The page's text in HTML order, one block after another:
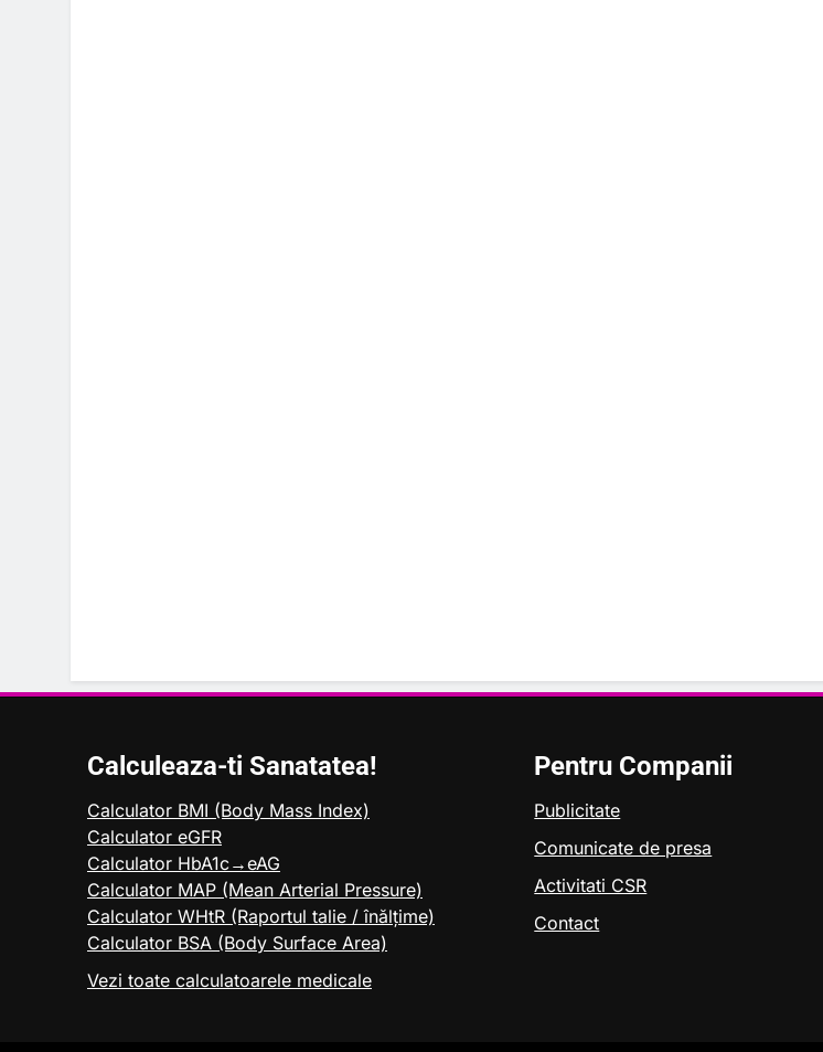
Calculeaza-ti Sanatatea!
Calculator BMI (Body Mass Index)
Calculator eGFR
Calculator HbA1c→eAG
Calculator MAP (Mean Arterial Pressure)
Calculator WHtR (Raportul talie / înălțime)
Calculator BSA (Body Surface Area)
Vezi toate calculatoarele medicale
Pentru Companii
Publicitate
Comunicate de presa
Activitati CSR
Contact